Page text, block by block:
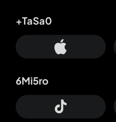
+TaSa0
6Mi5ro